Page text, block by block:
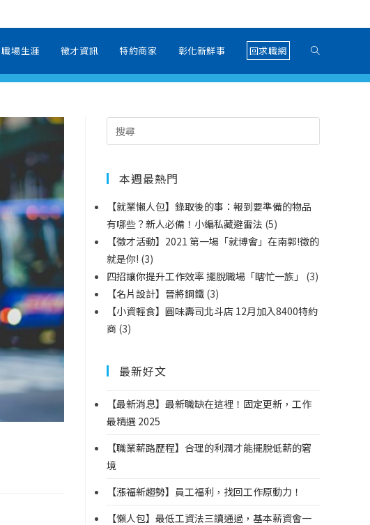
職場生涯 徵才資訊 特約商家 彰化新鮮事 回求職網
本週最熱門
【就業懶人包】錄取後的事：報到要準備的物品
有哪些？新人必備！小編私藏避雷法 (5)
【徵才活動】2021 第一場「就博會」在南郭!徵的
就是你! (3)
四招讓你提升工作效率 擺脫職場「瞎忙一族」
(3)
【名片設計】晉將鋼鐵 (3)
【小資輕食】圓味壽司北斗店 12月加入8400特約
商 (3)
最新好文
【最新消息】最新職缺在這裡！固定更新，工作
最精選 2025
【職業薪路歷程】合理的利潤才能擺脫低薪的窘
境
【漲福新趨勢】員工福利，找回工作原動力！
【懶人包】最低工資法三讀通過，基本薪資會一